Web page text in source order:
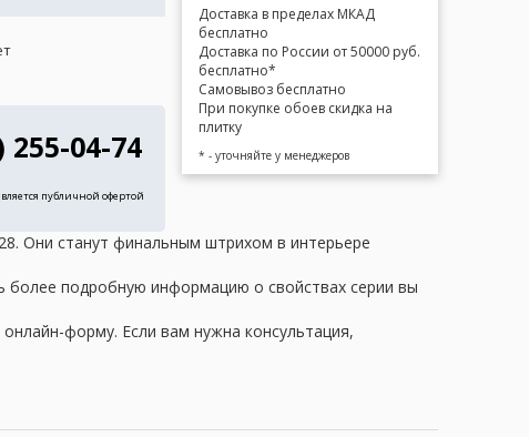
255-04-74
публичной офертой
Доставка в пределах МКАД
бесплатно
Доставка по России от 50000 руб.
бесплатно*
Самовывоз бесплатно
При покупке обоев скидка на
плитку
* - уточняйте у менеджеров
Они станут финальным штрихом в интерьере
более подробную информацию о свойствах серии вы
форму. Если вам нужна консультация,